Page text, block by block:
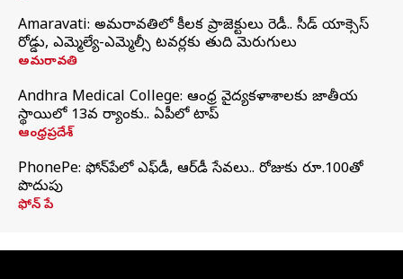
Amaravati: అమరావతిలో కీలక ప్రాజెక్టులు రెడీ.. సీడ్‌ యాక్సెస్‌
రోడ్డు, ఎమ్మెల్యే-ఎమ్మెల్సీ టవర్లకు తుది మెరుగులు
అమరావతి
Andhra Medical College: ఆంధ్ర వైద్యకళాశాలకు జాతీయ
స్థాయిలో 13వ ర్యాంకు.. ఏపీలో టాప్
ఆంధ్రప్రదేశ్
PhonePe: ఫోన్‌పేలో ఎఫ్‌డీ, ఆర్‌డీ సేవలు.. రోజుకు రూ.100తో
పొదుపు
ఫోన్‌ పే